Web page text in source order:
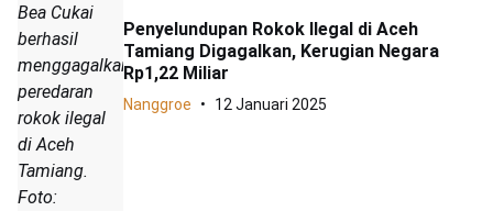
Bea Cukai
berhasil
menggagalkan
peredaran
rokok ilegal
di Aceh
Tamiang.
Foto:
Penyelundupan Rokok Ilegal di Aceh
Tamiang Digagalkan, Kerugian Negara
Rp1,22 Miliar
Nanggroe 12 Januari 2025